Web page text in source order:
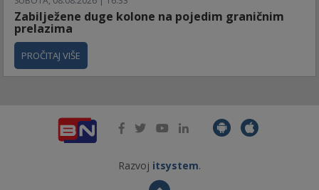
Zabilježene duge kolone na pojedim graničnim
prelazima
PROČITAJ VIŠE
Razvoj itsystem.